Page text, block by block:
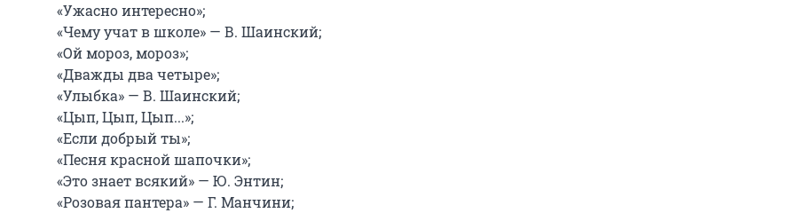
«Ужасно интересно»;
«Чему учат в школе» — В. Шаинский;
«Ой мороз, мороз»;
«Дважды два четыре»;
«Улыбка» — В. Шаинский;
«Цып, Цып, Цып...»;
«Если добрый ты»;
«Песня красной шапочки»;
«Это знает всякий» — Ю. Энтин;
«Розовая пантера» — Г. Манчини;